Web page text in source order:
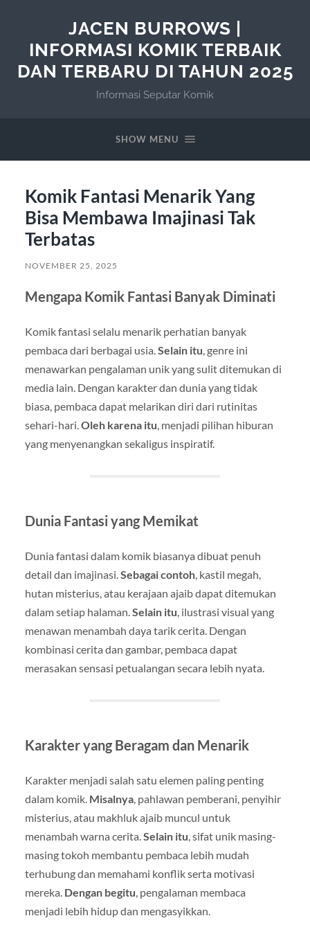
JACEN BURROWS |
INFORMASI KOMIK TERBAIK
DAN TERBARU DI TAHUN 2025
Informasi Seputar Komik
SHOW MENU
Komik Fantasi Menarik Yang
Bisa Membawa Imajinasi Tak
Terbatas
NOVEMBER 25, 2025
Mengapa Komik Fantasi Banyak Diminati
Komik fantasi selalu menarik perhatian banyak
pembaca dari berbagai usia.Selain itu, genre ini
menawarkan pengalaman unik yang sulit ditemukan di
media lain. Dengan karakter dan dunia yang tidak
biasa, pembaca dapat melarikan diri dari rutinitas
sehari-hari.Oleh karena itu, menjadi pilihan hiburan
yang menyenangkan sekaligus inspiratif.
Dunia Fantasi yang Memikat
Dunia fantasi dalam komik biasanya dibuat penuh
detail dan imajinasi.Sebagai contoh, kastil megah,
hutan misterius, atau kerajaan ajaib dapat ditemukan
dalam setiap halaman.Selain itu, ilustrasi visual yang
menawan menambah daya tarik cerita. Dengan
kombinasi cerita dan gambar, pembaca dapat
merasakan sensasi petualangan secara lebih nyata.
Karakter yang Beragam dan Menarik
Karakter menjadi salah satu elemen paling penting
dalam komik. Misalnya, pahlawan pemberani, penyihir
misterius, atau makhluk ajaib muncul untuk
menambah warna cerita.Selain itu, sifat unik masing-
masing tokoh membantu pembaca lebih mudah
terhubung dan memahami konflik serta motivasi
mereka. Dengan begitu, pengalaman membaca
menjadi lebih hidup dan mengasyikkan.